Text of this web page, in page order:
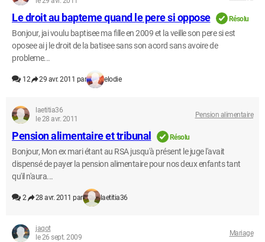
Le droit au bapteme quand le pere si oppose Résolu
Bonjour, jai voulu baptisee ma fille en 2009 et la veille son pere si est
oposee ai j le droit de la batisee sans son acord sans avoire de
probleme...
12 29 avr. 2011 par elodie
laetitia36
le 28 avr. 2011
Pension alimentaire
Pension alimentaire et tribunal Résolu
Bonjour, Mon ex mari étant au RSA jusqu'à présent le juge l'avait
dispensé de payer la pension alimentaire pour nos deux enfants tant
qu'il n'aura...
2 28 avr. 2011 par laetitia36
jaqot
le 26 sept. 2009
Mariage